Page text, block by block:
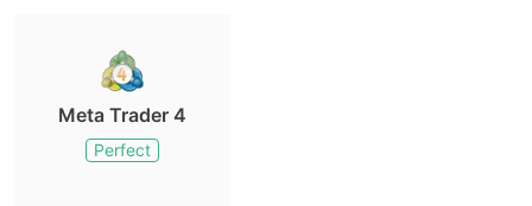
Meta Trader 4
Perfect